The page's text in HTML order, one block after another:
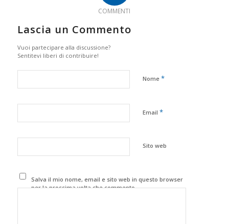
COMMENTI
Lascia un Commento
Vuoi partecipare alla discussione?
Sentitevi liberi di contribuire!
Nome *
Email *
Sito web
Salva il mio nome, email e sito web in questo browser
per la prossima volta che commento.